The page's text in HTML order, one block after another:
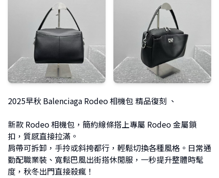
2025早秋 Balenciaga Rodeo 相機包 精品復刻 、
新款 Rodeo 相機包，簡約線條搭上專屬 Rodeo 金屬鎖
扣，質感直接拉滿。
肩帶可拆卸，手拎或斜挎都行，輕鬆切換各種風格。日常通
勤配職業裝、寬鬆巴風出街搭休閒服，一秒提升整體時髦
度，秋冬出門直接殺瘋！